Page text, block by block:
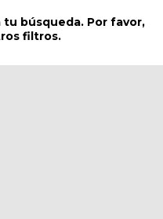
búsqueda. Por favor,
filtros.